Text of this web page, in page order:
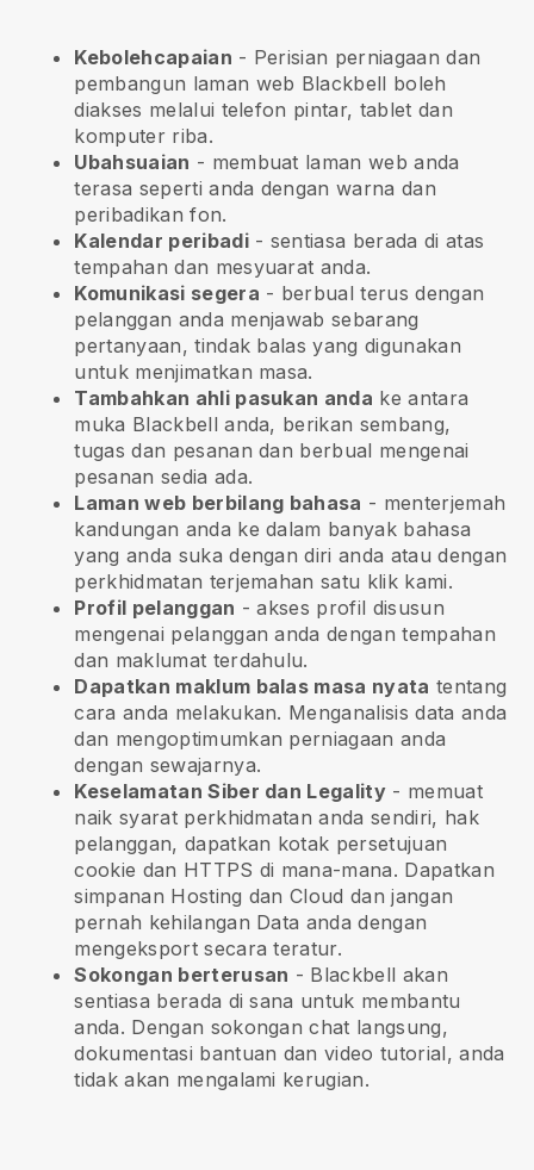
Kebolehcapaian - Perisian perniagaan dan
pembangun laman web Blackbell boleh
diakses melalui telefon pintar, tablet dan
komputer riba.
Ubahsuaian - membuat laman web anda
terasa seperti anda dengan warna dan
peribadikan fon.
Kalendar peribadi- sentiasa berada di atas
tempahan dan mesyuarat anda.
Komunikasi segera - berbual terus dengan
pelanggan anda menjawab sebarang
pertanyaan, tindak balas yang digunakan
untuk menjimatkan masa.
Tambahkan ahli pasukan anda ke antara
muka Blackbell anda, berikan sembang,
tugas dan pesanan dan berbual mengenai
pesanan sedia ada.
Laman web berbilang bahasa - menterjemah
kandungan anda ke dalam banyak bahasa
yang anda suka dengan diri anda atau dengan
perkhidmatan terjemahan satu klik kami.
Profil pelanggan - akses profil disusun
mengenai pelanggan anda dengan tempahan
dan maklumat terdahulu.
Dapatkan maklum balas masa nyata tentang
cara anda melakukan. Menganalisis data anda
dan mengoptimumkan perniagaan anda
dengan sewajarnya.
Keselamatan Siber dan Legality - memuat
naik syarat perkhidmatan anda sendiri, hak
pelanggan, dapatkan kotak persetujuan
cookie dan HTTPS di mana-mana. Dapatkan
simpanan Hosting dan Cloud dan jangan
pernah kehilangan Data anda dengan
mengeksport secara teratur.
Sokongan berterusan - Blackbell akan
sentiasa berada di sana untuk membantu
anda. Dengan sokongan chat langsung,
dokumentasi bantuan dan video tutorial, anda
tidak akan mengalami kerugian.